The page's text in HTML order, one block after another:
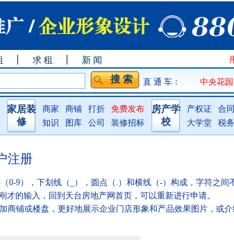
求 租 新 闻
直 通 车： 中央花园
家居装
修
商家 商铺 打折
免费发布
知识
图库 公司 装修招标
房产学
校
产权证
合
大学堂
税
注册
0-9），下划线（_），圆点（.）和横线（-）构成，字符之间
的输入，回到天台房地产网首页，可以重新进行申请。
铺或楼盘，更好地展示企业门店形象和产品效果图片，或